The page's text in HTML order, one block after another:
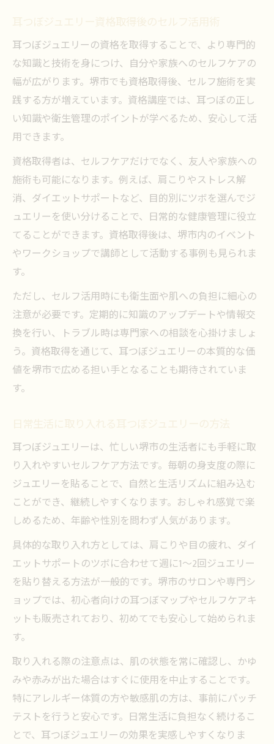
耳つぼジュエリー資格取得後のセルフ活用術
耳つぼジュエリーの資格を取得することで、より専門的
な知識と技術を身につけ、自分や家族へのセルフケアの
幅が広がります。堺市でも資格取得後、セルフ施術を実
践する方が増えています。資格講座では、耳つぼの正し
い知識や衛生管理のポイントが学べるため、安心して活
用できます。
資格取得者は、セルフケアだけでなく、友人や家族への
施術も可能になります。例えば、肩こりやストレス解
消、ダイエットサポートなど、目的別にツボを選んでジ
ュエリーを使い分けることで、日常的な健康管理に役立
てることができます。資格取得後は、堺市内のイベント
やワークショップで講師として活動する事例も見られま
す。
ただし、セルフ活用時にも衛生面や肌への負担に細心の
注意が必要です。定期的に知識のアップデートや情報交
換を行い、トラブル時は専門家への相談を心掛けましょ
う。資格取得を通じて、耳つぼジュエリーの本質的な価
値を堺市で広める担い手となることも期待されていま
す。
日常生活に取り入れる耳つぼジュエリーの方法
耳つぼジュエリーは、忙しい堺市の生活者にも手軽に取
り入れやすいセルフケア方法です。毎朝の身支度の際に
ジュエリーを貼ることで、自然と生活リズムに組み込む
ことができ、継続しやすくなります。おしゃれ感覚で楽
しめるため、年齢や性別を問わず人気があります。
具体的な取り入れ方としては、肩こりや目の疲れ、ダイ
エットサポートのツボに合わせて週に1〜2回ジュエリー
を貼り替える方法が一般的です。堺市のサロンや専門シ
ョップでは、初心者向けの耳つぼマップやセルフケアキ
ットも販売されており、初めてでも安心して始められま
す。
取り入れる際の注意点は、肌の状態を常に確認し、かゆ
みや赤みが出た場合はすぐに使用を中止することです。
特にアレルギー体質の方や敏感肌の方は、事前にパッチ
テストを行うと安心です。日常生活に負担なく続けるこ
とで、耳つぼジュエリーの効果を実感しやすくなりま